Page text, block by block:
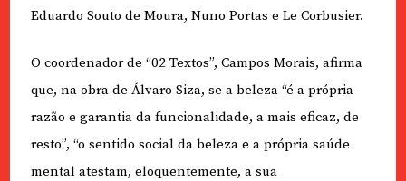
Eduardo Souto de Moura, Nuno Portas e Le Corbusier.
O coordenador de “02 Textos”, Campos Morais, afirma
que, na obra de Álvaro Siza, se a beleza “é a própria
razão e garantia da funcionalidade, a mais eficaz, de
resto”, “o sentido social da beleza e a própria saúde
mental atestam, eloquentemente, a sua